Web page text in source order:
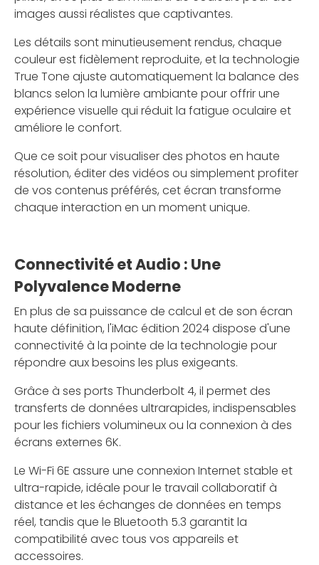
images aussi réalistes que captivantes.
Les détails sont minutieusement rendus, chaque
couleur est fidèlement reproduite, et la technologie
True Tone ajuste automatiquement la balance des
blancs selon la lumière ambiante pour offrir une
expérience visuelle qui réduit la fatigue oculaire et
améliore le confort.
Que ce soit pour visualiser des photos en haute
résolution, éditer des vidéos ou simplement profiter
de vos contenus préférés, cet écran transforme
chaque interaction en un moment unique.
Connectivité et Audio : Une
Polyvalence Moderne
En plus de sa puissance de calcul et de son écran
haute définition, l'iMac édition 2024 dispose d'une
connectivité à la pointe de la technologie pour
répondre aux besoins les plus exigeants.
Grâce à ses ports Thunderbolt 4, il permet des
transferts de données ultrarapides, indispensables
pour les fichiers volumineux ou la connexion à des
écrans externes 6K.
Le Wi-Fi 6E assure une connexion Internet stable et
ultra-rapide, idéale pour le travail collaboratif à
distance et les échanges de données en temps
réel, tandis que le Bluetooth 5.3 garantit la
compatibilité avec tous vos appareils et
accessoires.